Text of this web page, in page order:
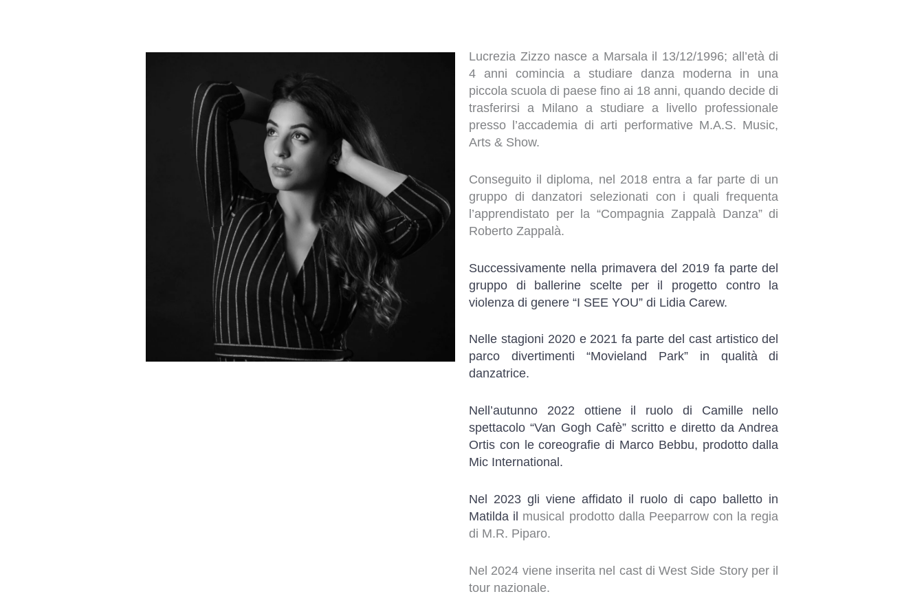
Lucrezia Zizzo nasce a Marsala il 13/12/1996; all’età di
4 anni comincia a studiare danza moderna in una
piccola scuola di paese fino ai 18 anni, quando decide di
trasferirsi a Milano a studiare a livello professionale
presso l’accademia di arti performative M.A.S. Music,
Arts & Show.
Conseguito il diploma, nel 2018 entra a far parte di un
gruppo di danzatori selezionati con i quali frequenta
l’apprendistato per la “Compagnia Zappalà Danza” di
Roberto Zappalà.
Successivamente nella primavera del 2019 fa parte del
gruppo di ballerine scelte per il progetto contro la
violenza di genere “I SEE YOU” di Lidia Carew.
Nelle stagioni 2020 e 2021 fa parte del cast artistico del
parco divertimenti “Movieland Park” in qualità di
danzatrice.
Nell’autunno 2022 ottiene il ruolo di Camille nello
spettacolo “Van Gogh Cafè” scritto e diretto da Andrea
Ortis con le coreografie di Marco Bebbu, prodotto dalla
Mic International.
Nel 2023 gli viene affidato il ruolo di capo balletto in
Matilda il musical prodotto dalla Peeparrow con la regia
di M.R. Piparo.
Nel 2024 viene inserita nel cast di West Side Story per il
tour nazionale.